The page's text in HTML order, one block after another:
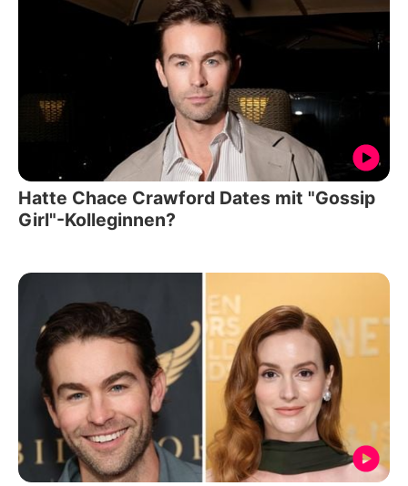
Hatte Chace Crawford Dates mit "Gossip
Girl"-Kolleginnen?